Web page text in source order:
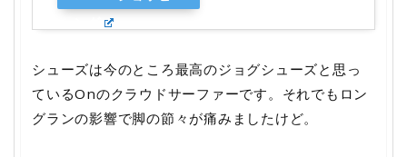
シューズは今のところ最高のジョグシューズと思っ
ているOnのクラウドサーファーです。それでもロン
グランの影響で脚の節々が痛みましたけど。